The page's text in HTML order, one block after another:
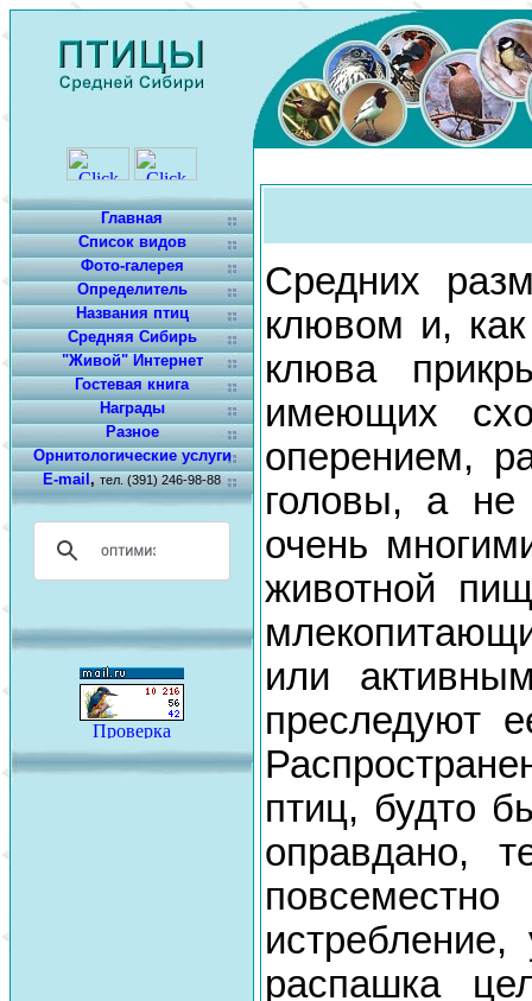
Главная
Список видов
Фото-галерея
Определитель
Названия птиц
Средняя Сибирь
"Живой" Интернет
Гостевая книга
Награды
Разное
Орнитологические услуги
E-mail,тел. (391) 246-98-88
Средних
клювом и,
клюва
имеющих
оперением,
головы, а
очень
животной
или
преследуют
птиц, будто
оправдано,
распашка